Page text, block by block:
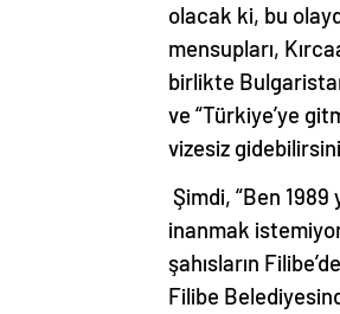
olacak ki, bu
mensupları,
birlikte
ve “Türkiye’ye
vizesiz
Şimdi, “Ben 1989
inanmak
şahısların
Filibe